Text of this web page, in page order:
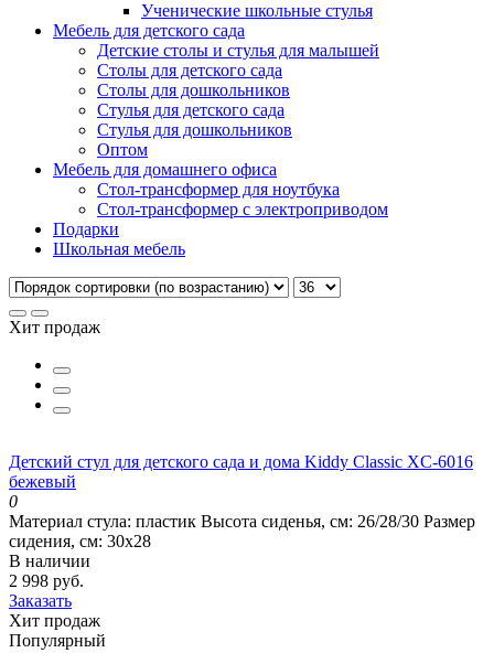
Ученические школьные стулья
Мебель для детского сада
Детские столы и стулья для малышей
Столы для детского сада
Столы для дошкольников
Стулья для детского сада
Стулья для дошкольников
Оптом
Мебель для домашнего офиса
Стол-трансформер для ноутбука
Стол-трансформер с электроприводом
Подарки
Школьная мебель
Хит продаж
Детский стул для детского сада и дома Kiddy Classic XC-6016
бежевый
0
Материал стула: пластик Высота сиденья, см: 26/28/30 Размер
сидения, см: 30х28
В наличии
2 998 руб.
Заказать
Хит продаж
Популярный